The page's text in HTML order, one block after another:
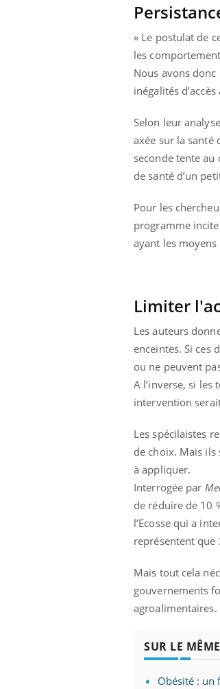
« Le postulat de
les
Nous avons
inégalités
Selon leur
axée sur la santé
seconde tente au
de santé d’un
Pour les
programme
ayant les
Limiter
Les auteurs
enceintes. Si ces
ou ne peuvent
A l’inverse, si
intervention
Les spécilaistes
de choix. Mais ils
à appliquer.
Interrogée par
de réduire de 10
l’Ecosse qui a
représentent que
Mais tout cela
gouvernements
SUR LE
Obésité : un
Le Ramadan approche, et,
nombreuses personnes
diabète, c'est une période
défis, mais ...